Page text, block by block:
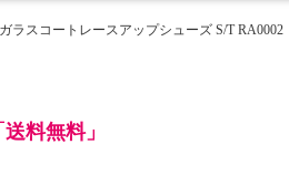
ラスコートレースアップシューズ S/T RA0002
料無料」